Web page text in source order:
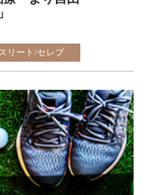
リート/セレブ